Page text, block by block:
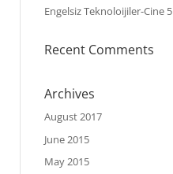
Engelsiz Teknoloijiler-Cine 5
Recent Comments
Archives
August 2017
June 2015
May 2015